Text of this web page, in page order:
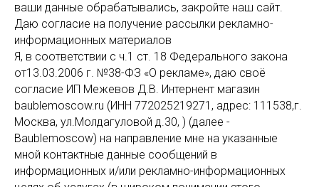
три поля в корзине заказа и нажмите
«Купить» или пришлите свои реквизиты на
электронную почту.
Наш консультант связывается с вами для
уточнения параметров и оформления
заказа.
ваши данные обрабатывались, закройте наш сайт.
Даю согласие на получение рассылки рекламно-
информационных материалов
Я, в соответствии с ч.1 ст. 18 Федерального закона
от13.03.2006 г. №38-ФЗ «О рекламе», даю своё
согласие ИП Межевов Д.В. Интернент магазин
baublemoscow.ru (ИНН 772025219271, адрес: 111538,г.
Москва, ул.Молдагуловой д.30, ) (далее -
Baublemoscow) на направление мне на указанные
мной контактные данные сообщений в
информационных и/или рекламно-информационных